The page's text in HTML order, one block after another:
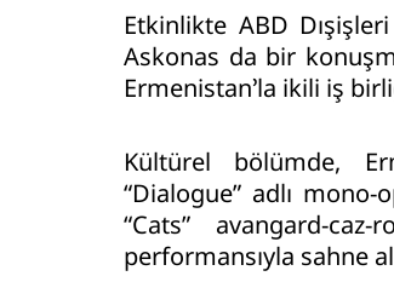
Etkinlikte ABD
Askonas da bir
Ermenistan’la ikili iş
Kültürel bölümde,
“Dialogue” adlı
“Cats” avangard-
performansıyla sahne